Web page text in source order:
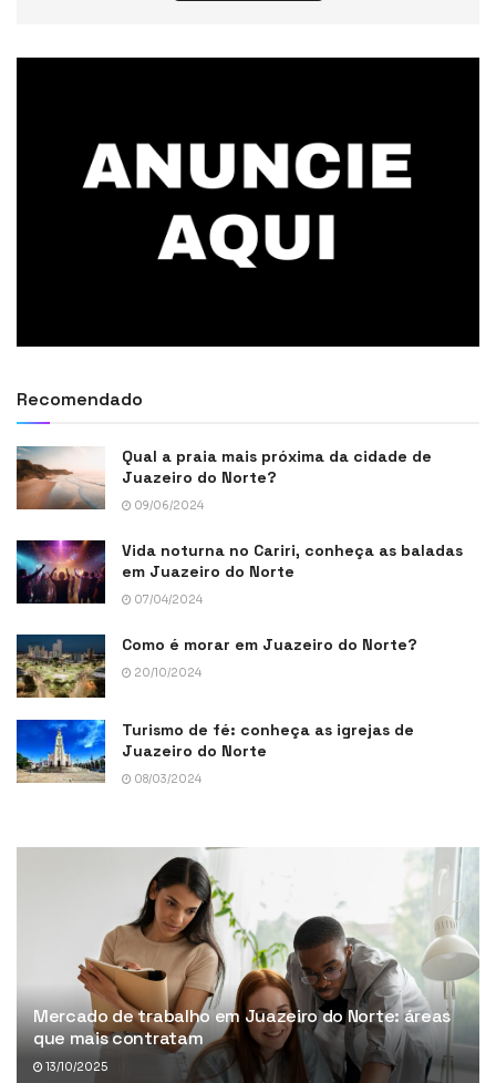
Recomendado
Qual a praia mais próxima da cidade de
Juazeiro do Norte?
09/06/2024
Vida noturna no Cariri, conheça as baladas
em Juazeiro do Norte
07/04/2024
Como é morar em Juazeiro do Norte?
20/10/2024
Turismo de fé: conheça as igrejas de
Juazeiro do Norte
08/03/2024
Mercado de trabalho em Juazeiro do Norte: áreas
que mais contratam
13/10/2025